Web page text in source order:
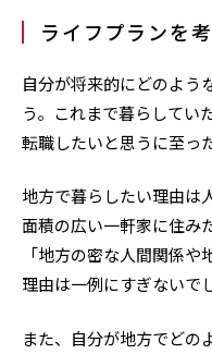
ライフプランを
自分が将来的にどのよう
う。これまで暮らしてい
転職したいと思うに至っ
地方で暮らしたい理由は
面積の広い一軒家に住み
「地方の密な人間関係
理由は一例にすぎないで
また、自分が地方でどの